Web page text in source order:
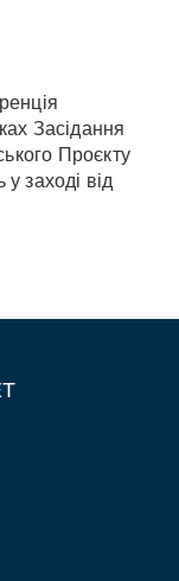
Засідання
Проєкту
заході від